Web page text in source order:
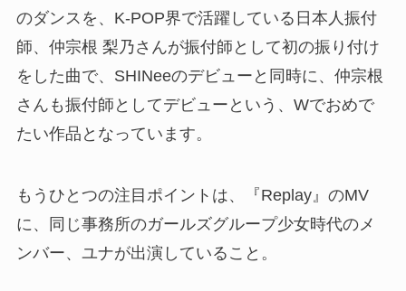
のダンスを、K-POP界で活躍している日本人振付
師、仲宗根 梨乃さんが振付師として初の振り付け
をした曲で、SHINeeのデビューと同時に、仲宗根
さんも振付師としてデビューという、Wでおめで
たい作品となっています。
もうひとつの注目ポイントは、『Replay』のMV
に、同じ事務所のガールズグループ少女時代のメ
ンバー、ユナが出演していること。